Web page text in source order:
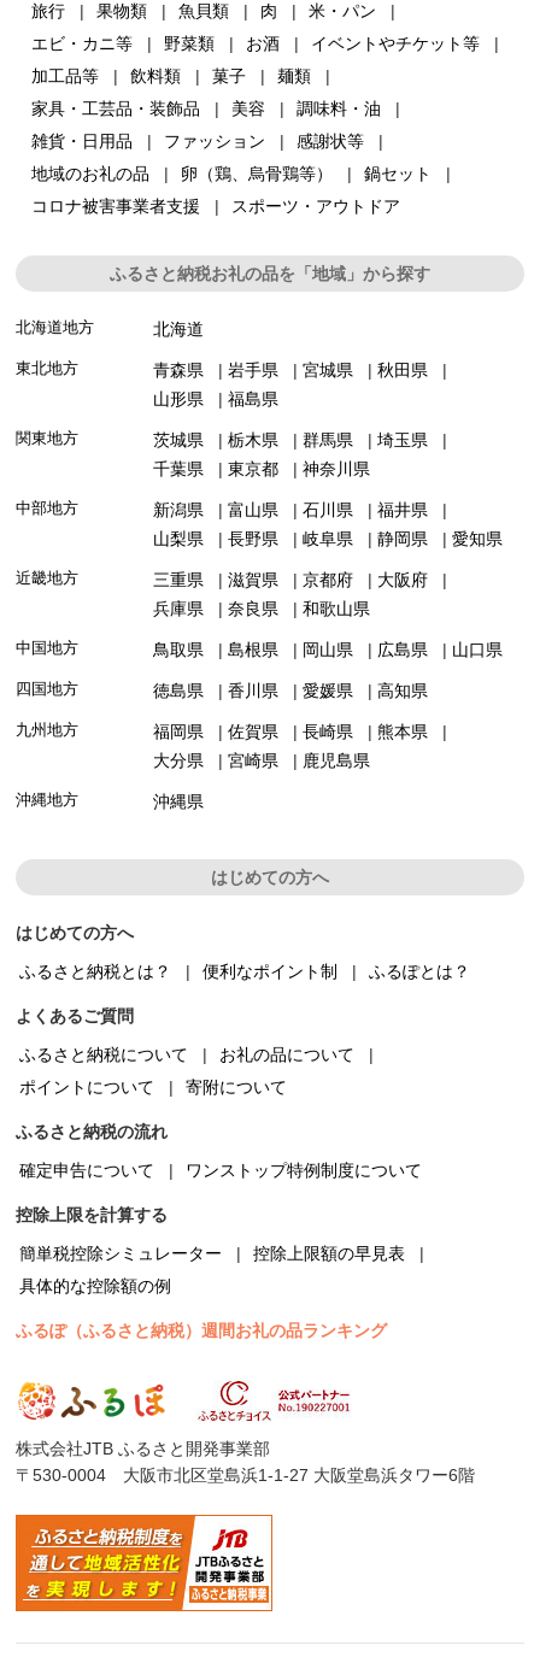
旅行 果物類 魚貝類 肉
米・パン
エビ・カニ等
野菜類 お酒
イベントやチケット等
加工品等
飲料類 菓子
麺類
家具・工芸品・装飾品
美容
調味料・油
雑貨・日用品
ファッション
感謝状等
地域のお礼の品
卵（鶏、烏骨鶏等）
鍋セット
コロナ被害事業者支援
スポーツ・アウトドア
ふるさと納税お礼の品を「地域」から探す
北海道地方 北海道
東北地方 青森県 岩手県 宮城県
秋田県
山形県
福島県
関東地方 茨城県 栃木県 群馬県
埼玉県
千葉県
東京都 神奈川県
中部地方 新潟県 富山県 石川県
福井県
山梨県
長野県 岐阜県 静岡県 愛知県
近畿地方 三重県 滋賀県 京都府
大阪府
兵庫県
奈良県 和歌山県
中国地方 鳥取県 島根県 岡山県 広島県 山口県
四国地方 徳島県 香川県 愛媛県 高知県
九州地方 福岡県 佐賀県 長崎県
熊本県
大分県
宮崎県 鹿児島県
沖縄地方 沖縄県
はじめての方へ
はじめての方へ
ふるさと納税とは？
便利なポイント制 ふるぽとは？
よくあるご質問
ふるさと納税について
お礼の品について
ポイントについて
寄附について
ふるさと納税の流れ
確定申告について
ワンストップ特例制度について
控除上限を計算する
簡単税控除シミュレーター
控除上限額の早見表
具体的な控除額の例
ふるぽ（ふるさと納税）週間お礼の品ランキング
株式会社JTB ふるさと開発事業部
〒530-0004 大阪市北区堂島浜1-1-27 大阪堂島浜タワー6階